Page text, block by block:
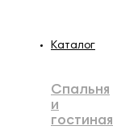
Каталог
Спальня
и
гостиная